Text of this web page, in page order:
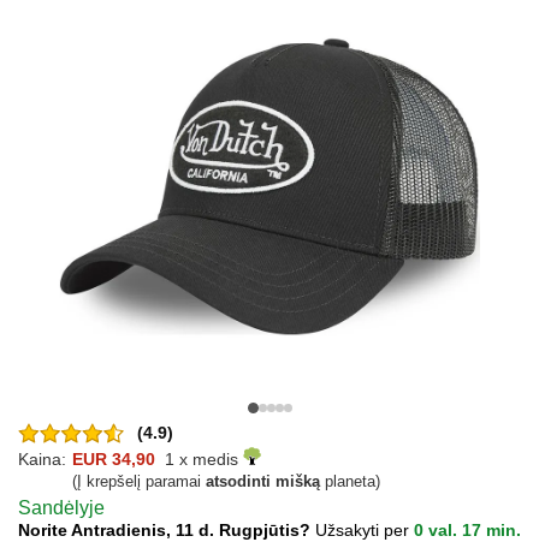
(4.9)
Kaina: EUR 34,90 1 x medis
(Į krepšelį paramai atsodinti miškąplaneta)
Sandėlyje
Norite Antradienis, 11 d. Rugpjūtis? Užsakyti per 0 val. 17 min.